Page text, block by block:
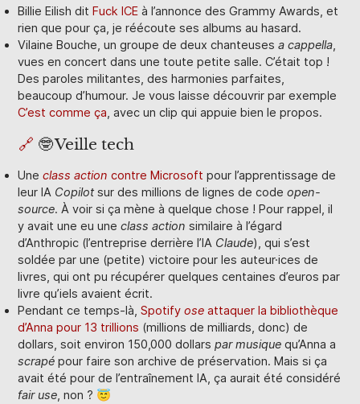
Billie Eilish ditFuck ICE à l’annonce des Grammy Awards, et
rien que pour ça, je réécoute ses albums au hasard.
Vilaine Bouche, un groupe de deux chanteusesa cappella,
vues en concert dans une toute petite salle. C’était top !
Des paroles militantes, des harmonies parfaites,
beaucoup d’humour. Je vous laisse découvrir par exemple
C’est comme ça, avec un clip qui appuie bien le propos.
🔗 🤓 Veille tech
Uneclass action contre Microsoft pour l’apprentissage de
leur IA Copilotsur des millions de lignes de codeopen-
source. À voir si ça mène à quelque chose ! Pour rappel, il
y avait une eu uneclass action similaire à l’égard
d’Anthropic (l’entreprise derrière l’IA Claude), qui s’est
soldée par une (petite) victoire pour les auteur·ices de
livres, qui ont pu récupérer quelques centaines d’euros par
livre qu’iels avaient écrit.
Pendant ce temps-là,Spotifyose attaquer la bibliothèque
d’Anna pour 13 trillions (millions de milliards, donc) de
dollars, soit environ 150,000 dollarspar musique qu’Anna a
scrapé pour faire son archive de préservation. Mais si ça
avait été pour de l’entraînement IA, ça aurait été considéré
fair use, non ? 😇